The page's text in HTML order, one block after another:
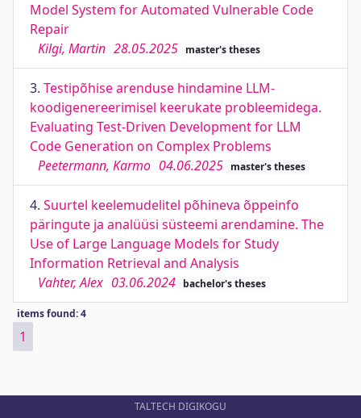
Model System for Automated Vulnerable Code
Repair
Kilgi, Martin 28.05.2025 master's theses
3. Testipõhise arenduse hindamine LLM-
koodigenereerimisel keerukate probleemidega.
Evaluating Test-Driven Development for LLM
Code Generation on Complex Problems
Peetermann, Karmo 04.06.2025 master's theses
4. Suurtel keelemudelitel põhineva õppeinfo
päringute ja analüüsi süsteemi arendamine. The
Use of Large Language Models for Study
Information Retrieval and Analysis
Vahter, Alex 03.06.2024 bachelor's theses
items found: 4
1
TALTECH DIGIKOGU